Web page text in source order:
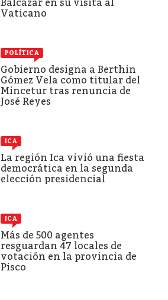
Balcázar en su visita al
Vaticano
POLÍTICA
Gobierno designa a Berthin
Gómez Vela como titular del
Mincetur tras renuncia de
José Reyes
ICA
La región Ica vivió una fiesta
democrática en la segunda
elección presidencial
ICA
Más de 500 agentes
resguardan 47 locales de
votación en la provincia de
Pisco